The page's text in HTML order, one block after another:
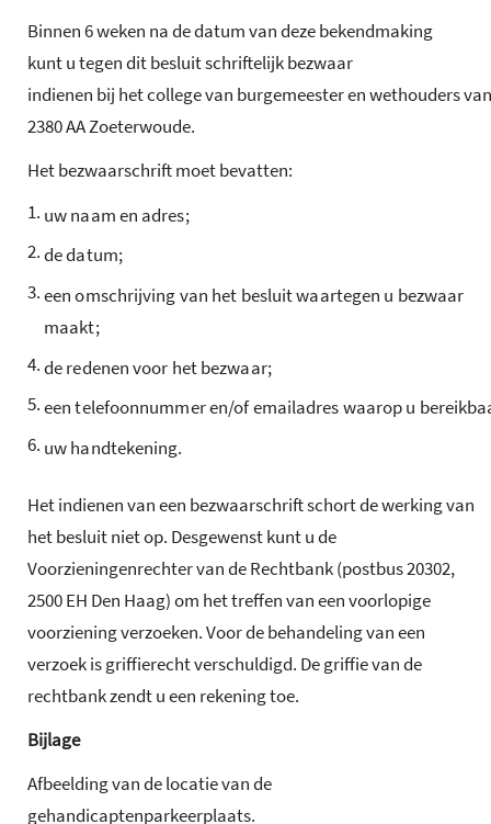
Binnen 6 weken na de datum van deze bekendmaking
kunt u tegen dit besluit schriftelijk bezwaar
indienen bij het college van burgemeester en wethouders
2380 AA Zoeterwoude.
Het bezwaarschrift moet bevatten:
1. uw naam en adres;
2.de datum;
3.een omschrijving van het besluit waartegen u bezwaar
maakt;
4.de redenen voor het bezwaar;
5.een telefoonnummer en/of emailadres waarop u
6. uw handtekening.
Het indienen van een bezwaarschrift schort de werking van
het besluit niet op. Desgewenst kunt u de
Voorzieningenrechter van de Rechtbank (postbus 20302,
2500 EH Den Haag) om het treffen van een voorlopige
voorziening verzoeken. Voor de behandeling van een
verzoek is griffierecht verschuldigd. De griffie van de
rechtbank zendt u een rekening toe.
Bijlage
Afbeelding van de locatie van de
gehandicaptenparkeerplaats.